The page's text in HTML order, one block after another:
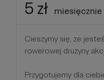
5 zł miesięcznie
Cieszymy się, ze
rowerowej drużyny
Przygotujemy dla